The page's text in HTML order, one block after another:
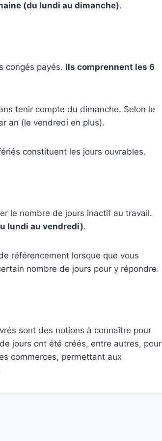
(du lundi au dimanche).
congés payés. Ils comprennent les 6
tenir compte du dimanche. Selon le
an (le vendredi en plus).
constituent les jours ouvrables.
le nombre de jours inactif au travail.
lundi au vendredi).
référencement lorsque que vous
nombre de jours pour y répondre.
sont des notions à connaître pour
jours ont été créés, entre autres, pour
commerces, permettant aux